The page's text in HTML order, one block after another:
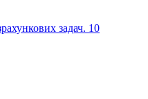
задач. 10